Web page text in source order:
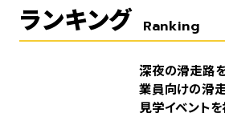
ランキング Ranking
深夜の滑走路
業員向けの滑
見学イベント